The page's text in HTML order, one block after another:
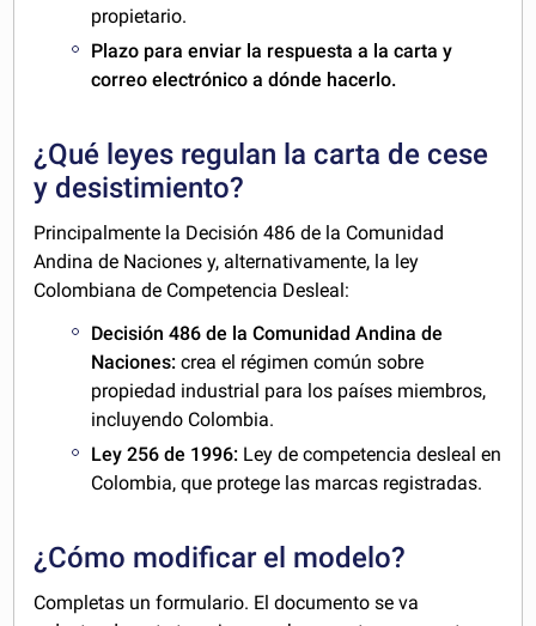
propietario.
Plazo para enviar la respuesta a la carta y
correo electrónico a dónde hacerlo.
¿Qué leyes regulan la carta de cese
y desistimiento?
Principalmente la Decisión 486 de la Comunidad
Andina de Naciones y, alternativamente, la ley
Colombiana de Competencia Desleal:
Decisión 486 de la Comunidad Andina de
Naciones:crea el régimen común sobre
propiedad industrial para los países miembros,
incluyendo Colombia.
Ley 256 de 1996: Ley de competencia desleal en
Colombia, que protege las marcas registradas.
¿Cómo modificar el modelo?
Completas un formulario. El documento se va